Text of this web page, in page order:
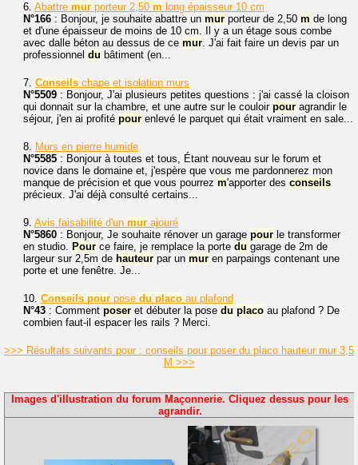
6. Abattre mur porteur 2,50 m long épaisseur 10 cm
N°166 : Bonjour, je souhaite abattre un mur porteur de 2,50 m de long
et d'une épaisseur de moins de 10 cm. Il y a un étage sous combe
avec dalle béton au dessus de ce mur. J'ai fait faire un devis par un
professionnel du bâtiment (en...
7. Conseils chape et isolation murs
N°5509 : Bonjour, J'ai plusieurs petites questions : j'ai cassé la cloison
qui donnait sur la chambre, et une autre sur le couloir pour agrandir le
séjour, j'en ai profité pour enlevé le parquet qui était vraiment en sale...
8. Murs en pierre humide
N°5585 : Bonjour à toutes et tous, Étant nouveau sur le forum et
novice dans le domaine et, j'espère que vous me pardonnerez mon
manque de précision et que vous pourrez m'apporter des conseils
précieux. J'ai déjà consulté certains...
9. Avis faisabilité d'un mur ajouré
N°5860 : Bonjour, Je souhaite rénover un garage pour le transformer
en studio. Pour ce faire, je remplace la porte du garage de 2m de
largeur sur 2,5m de hauteur par un mur en parpaings contenant une
porte et une fenêtre. Je...
10. Conseils pour pose du placo au plafond
N°43 : Comment poser et débuter la pose du placo au plafond ? De
combien faut-il espacer les rails ? Merci.
>>> Résultats suivants pour : conseils pour poser du placo hauteur mur 3,5
M >>>
Images d'illustration du forum Maçonnerie. Cliquez dessus pour les
agrandir.